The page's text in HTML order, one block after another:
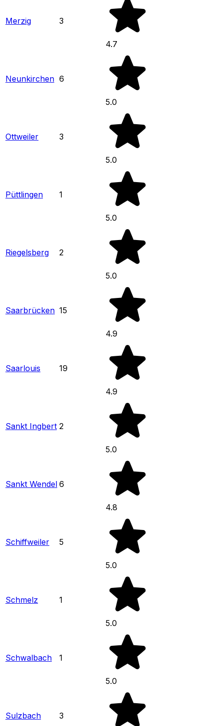
Merzig 3
4.7
Neunkirchen 6
5.0
Ottweiler 3
5.0
Püttlingen 1
5.0
Riegelsberg 2
5.0
Saarbrücken 15
4.9
Saarlouis 19
4.9
Sankt Ingbert 2
5.0
Sankt Wendel 6
4.8
Schiffweiler 5
5.0
Schmelz 1
5.0
Schwalbach 1
5.0
Sulzbach 3